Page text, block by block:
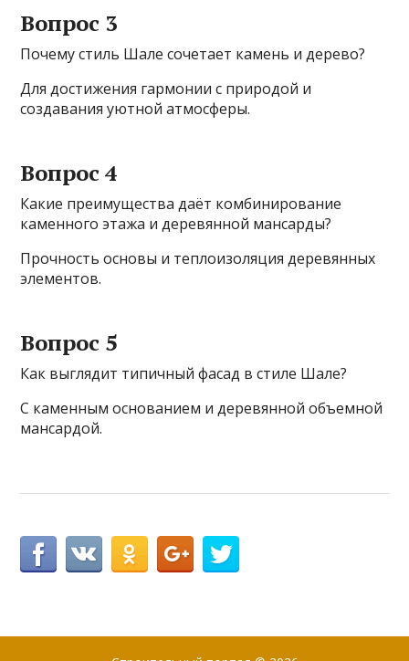
Вопрос 3
Почему стиль Шале сочетает камень и дерево?
Для достижения гармонии с природой и
создавания уютной атмосферы.
Вопрос 4
Какие преимущества даёт комбинирование
каменного этажа и деревянной мансарды?
Прочность основы и теплоизоляция деревянных
элементов.
Вопрос 5
Как выглядит типичный фасад в стиле Шале?
С каменным основанием и деревянной объемной
мансардой.